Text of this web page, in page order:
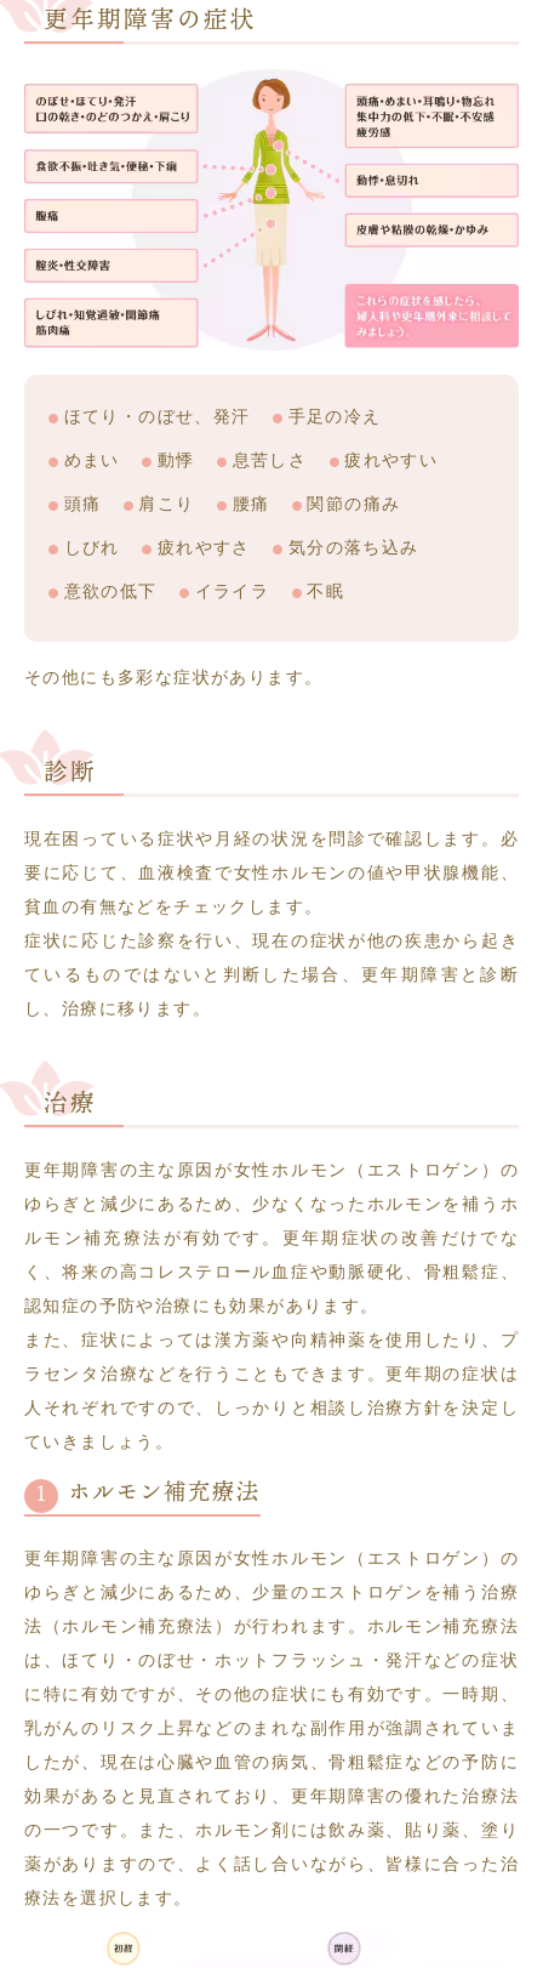
更年期障害の症状
ほてり・のぼせ、発汗 手足の冷え
めまい 動悸 息苦しさ 疲れやすい
頭痛 肩こり 腰痛 関節の痛み
しびれ 疲れやすさ 気分の落ち込み
意欲の低下 イライラ 不眠
その他にも多彩な症状があります。
診断
現在困っている症状や月経の状況を問診で確認します。必
要に応じて、血液検査で女性ホルモンの値や甲状腺機能、
貧血の有無などをチェックします。
症状に応じた診察を行い、現在の症状が他の疾患から起き
ているものではないと判断した場合、更年期障害と診断
し、治療に移ります。
治療
更年期障害の主な原因が女性ホルモン（エストロゲン）の
ゆらぎと減少にあるため、少なくなったホルモンを補うホ
ルモン補充療法が有効です。更年期症状の改善だけでな
く、将来の高コレステロール血症や動脈硬化、骨粗鬆症、
認知症の予防や治療にも効果があります。
また、症状によっては漢方薬や向精神薬を使用したり、プ
ラセンタ治療などを行うこともできます。更年期の症状は
人それぞれですので、しっかりと相談し治療方針を決定し
ていきましょう。
ホルモン補充療法
更年期障害の主な原因が女性ホルモン（エストロゲン）の
ゆらぎと減少にあるため、少量のエストロゲンを補う治療
法（ホルモン補充療法）が行われます。ホルモン補充療法
は、ほてり・のぼせ・ホットフラッシュ・発汗などの症状
に特に有効ですが、その他の症状にも有効です。一時期、
乳がんのリスク上昇などのまれな副作用が強調されていま
したが、現在は心臓や血管の病気、骨粗鬆症などの予防に
効果があると見直されており、更年期障害の優れた治療法
の一つです。また、ホルモン剤には飲み薬、貼り薬、塗り
薬がありますので、よく話し合いながら、皆様に合った治
療法を選択します。